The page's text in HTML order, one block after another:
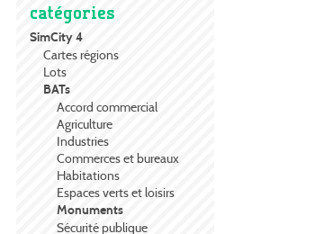
catégories
SimCity 4
Cartes régions
Lots
BATs
Accord commercial
Agriculture
Industries
Commerces et bureaux
Habitations
Espaces verts et loisirs
Monuments
Sécurité publique